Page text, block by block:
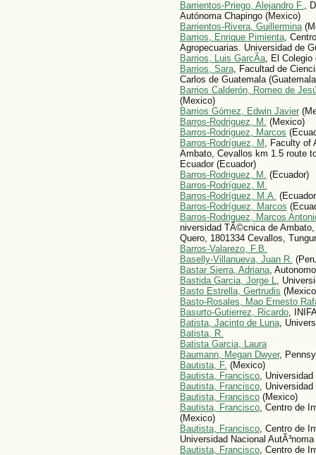
Barrientos-Priego, Alejandro F.,
Autónoma Chapingo (Mexico)
Barrientos-Rivera, Guillermina
Barrios, Enrique Pimienta,
Agropecuarias. Universidad de
Barrios, Luis GarcÃ­a, El Colegio
Barrios, Sara, Facultad de
Carlos de Guatemala
Barrios Calderón, Romeo de
(Mexico)
Barrios Gómez, Edwin Javier
Barros-Rodri­guez, M. (Mexico)
Barros-Rodri­guez, Marcos
Barros-Rodríguez, M , Faculty of
Ambato, Cevallos km 1.5 route
Ecuador (Ecuador)
Barros-Rodriguez, M. (Ecuador)
Barros-Rodríguez, M.
Barros-Rodríguez, M.A.
Barros-Rodríguez, Marcos
Barros-Rodriguez, Marcos
niversidad TÃ©cnica de
Quero, 1801334 Cevallos,
Barros-Valarezo, F.B.
Baselly-Villanueva, Juan R.
Bastar Sierra, Adriana,
Bastida Garcia, Jorge L,
Basto Estrella, Gertrudis
Basto-Rosales, Mao Ernesto
Basurto-Gutierrez, Ricardo,
Batista, Jacinto de Luna,
Batista, R.
Batista Garcia, Laura
Baumann, Megan Dwyer,
Bautista, F. (Mexico)
Bautista, Francisco, Universidad
Bautista, Francisco, Universidad
Bautista, Francisco(Mexico)
Bautista, Francisco, Centro de
(Mexico)
Bautista, Francisco, Centro de
Universidad Nacional
Bautista, Francisco, Centro de